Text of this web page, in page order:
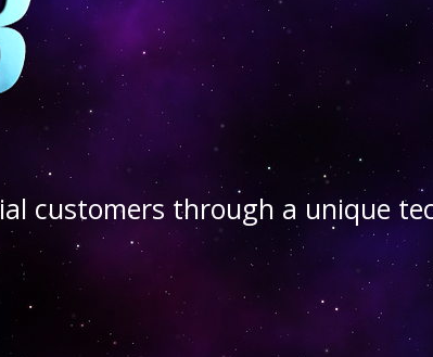
customers through a unique